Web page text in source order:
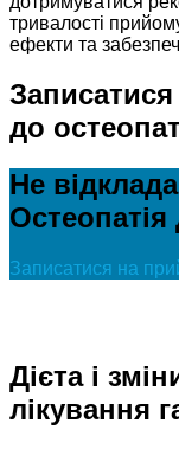
тривалості
ефекти та
Записатися
до
Не
Записатися на
Дієта і
лікування